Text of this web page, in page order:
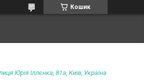
Кошик
Юрія Іллєнка, 81а, Київ, Україна